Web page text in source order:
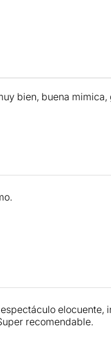
bien, buena mimica,
elocuente,
recomendable.